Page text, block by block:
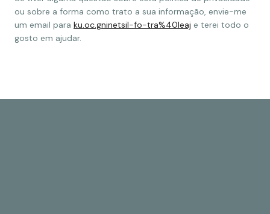
ou sobre a forma como trato a sua informação, envie-me
um email para ku.oc.gninetsil-fo-tra%40leaj e terei todo o
gosto em ajudar.